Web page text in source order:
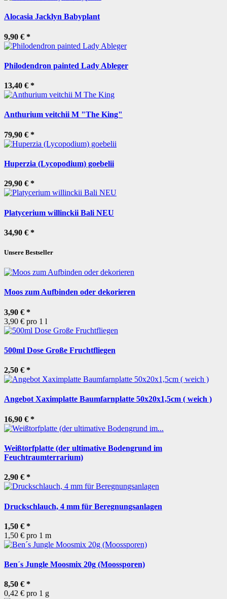
Alocasia Jacklyn Babyplant
9,90 € *
Philodendron painted Lady Ableger
13,40 € *
Anthurium veitchii M "The King"
79,90 € *
Huperzia (Lycopodium) goebelii
29,90 € *
Platycerium willinckii Bali NEU
34,90 € *
Unsere Bestseller
Moos zum Aufbinden oder dekorieren
3,90 € *
3,90 € pro 1 l
500ml Dose Große Fruchtfliegen
2,50 € *
Angebot Xaximplatte Baumfarnplatte 50x20x1,5cm ( weich )
16,90 € *
Weißtorfplatte (der ultimative Bodengrund im
Feuchtraumterrarium)
2,90 € *
Druckschlauch, 4 mm für Beregnungsanlagen
1,50 € *
1,50 € pro 1 m
Ben´s Jungle Moosmix 20g (Moossporen)
8,50 € *
0,42 € pro 1 g